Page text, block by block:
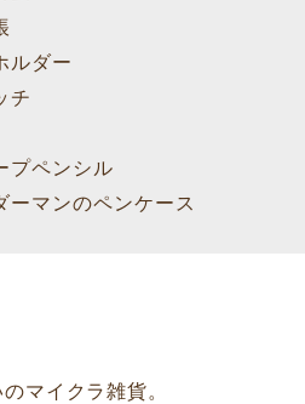
ルダー
チ
プペンシル
ーマンのペンケース
マイクラ雑貨。